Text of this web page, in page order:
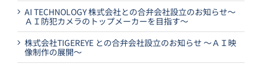
AI TECHNOLOGY 株式会社との合弁会社設立のお知らせ～
ＡＩ防犯カメラのトップメーカーを目指す～
株式会社TIGEREYE との合弁会社設立のお知らせ ～ＡＩ映
像制作の展開～